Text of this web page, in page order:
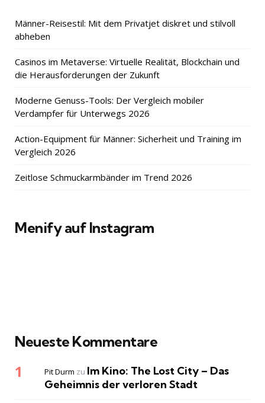
Männer-Reisestil: Mit dem Privatjet diskret und stilvoll
abheben
Casinos im Metaverse: Virtuelle Realität, Blockchain und
die Herausforderungen der Zukunft
Moderne Genuss-Tools: Der Vergleich mobiler
Verdampfer für Unterwegs 2026
Action-Equipment für Männer: Sicherheit und Training im
Vergleich 2026
Zeitlose Schmuckarmbänder im Trend 2026
Menify auf Instagram
Neueste Kommentare
Pit Durm zu Im Kino: The Lost City – Das
Geheimnis der verloren Stadt